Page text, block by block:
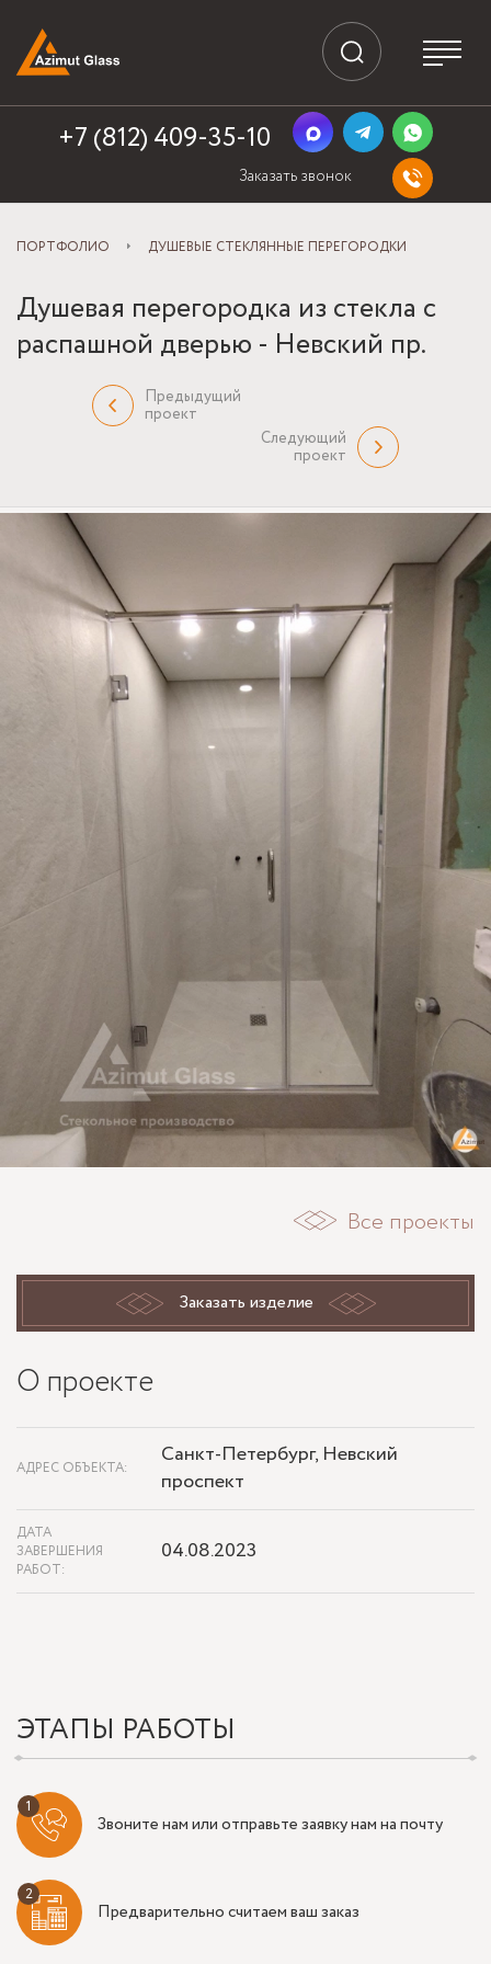
+7 (812) 409-35-10
Заказать звонок
ПОРТФОЛИО ДУШЕВЫЕ СТЕКЛЯННЫЕ ПЕРЕГОРОДКИ
Душевая перегородка из стекла с
распашной дверью - Невский пр.
Предыдущий
проект
Следующий
проект
Все проекты
Заказать изделие
О проекте
АДРЕС ОБЪЕКТА:
Санкт-Петербург, Невский
проспект
ДАТА
ЗАВЕРШЕНИЯ
РАБОТ:
04.08.2023
ЭТАПЫ РАБОТЫ
Звоните нам или отправьте заявку нам на почту
Предварительно считаем ваш заказ